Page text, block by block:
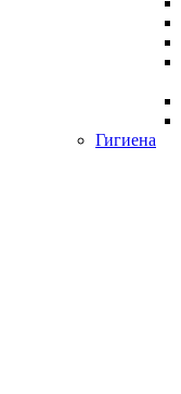
Гигиена